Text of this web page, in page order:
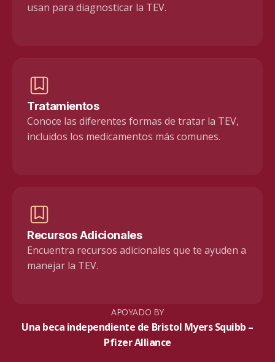
usan para diagnosticar la TEV.
Tratamientos
Conoce las diferentes formas de tratar la TEV,
incluidos los medicamentos más comunes.
Recursos Adicionales
Encuentra recursos adicionales que te ayuden a
manejar la TEV.
APOYADO BY
Una beca independiente de Bristol Myers Squibb –
Pfizer Alliance